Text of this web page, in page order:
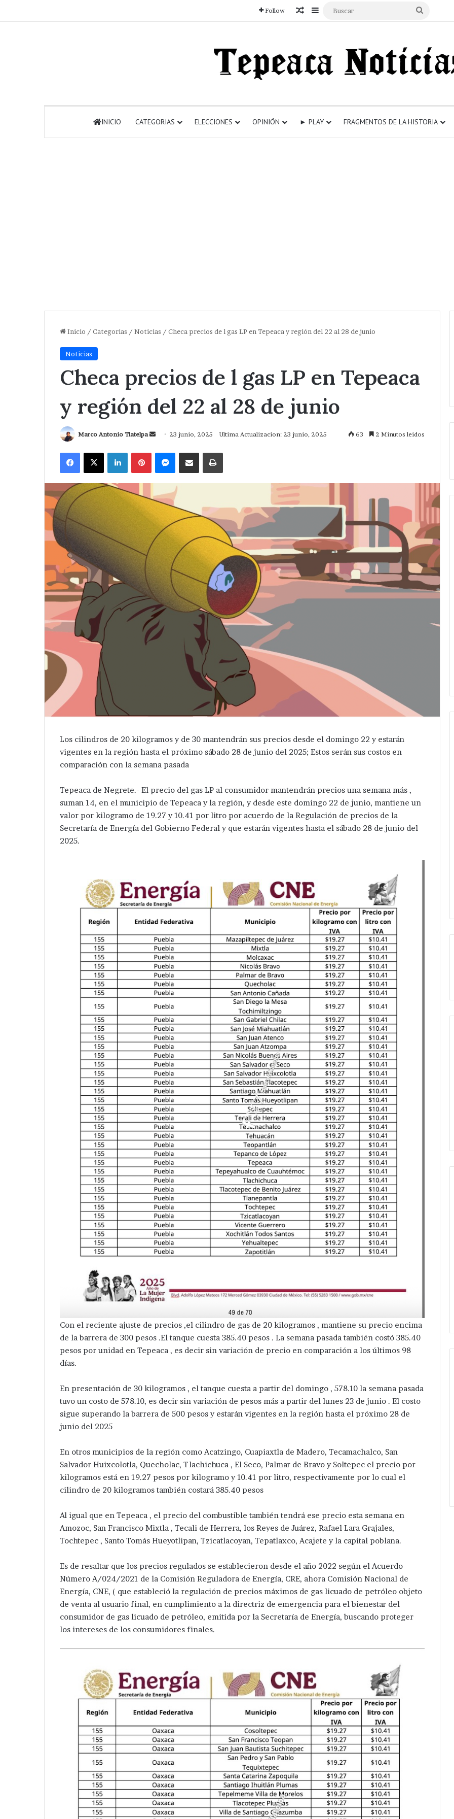
Follow Articulo aleatorio
Sidebar
INICIO CATEGORIAS ELECCIONES OPINIÓN ► PLAY FRAGMENTOS DE LA HISTORIA
Inicio / Categorias / Noticias / Checa precios de l gas LP en Tepeaca y región del 22 al 28 de junio
Noticias
Checa precios de l gas LP en Tepeaca
y región del 22 al 28 de junio
Marco Antonio Tlatelpa
Send
email
23 junio, 2025 Ultima Actualizacion: 23 junio, 2025 63 2 Minutos leidos
Facebook
X LinkedInPinterestMessengerCompartir via CorreoImprimir
Los cilindros de 20 kilogramos y de 30 mantendrán sus precios desde el domingo 22 y estarán
vigentes en la región hasta el próximo sábado 28 de junio del 2025; Estos serán sus costos en
comparación con la semana pasada
Tepeaca de Negrete.- El precio del gas LP al consumidor mantendrán precios una semana más ,
suman 14, en el municipio de Tepeaca y la región, y desde este domingo 22 de junio, mantiene un
valor por kilogramo de 19.27 y 10.41 por litro por acuerdo de la Regulación de precios de la
Secretaría de Energía del Gobierno Federal y que estarán vigentes hasta el sábado 28 de junio del
2025.
Con el reciente ajuste de precios ,el cilindro de gas de 20 kilogramos , mantiene su precio encima
de la barrera de 300 pesos .El tanque cuesta 385.40 pesos . La semana pasada también costó 385.40
pesos por unidad en Tepeaca , es decir sin variación de precio en comparación a los últimos 98
días.
En presentación de 30 kilogramos , el tanque cuesta a partir del domingo , 578.10 la semana pasada
tuvo un costo de 578.10, es decir sin variación de pesos más a partir del lunes 23 de junio . El costo
sigue superando la barrera de 500 pesos y estarán vigentes en la región hasta el próximo 28 de
junio del 2025
En otros municipios de la región como Acatzingo, Cuapiaxtla de Madero, Tecamachalco, San
Salvador Huixcolotla, Quecholac, Tlachichuca , El Seco, Palmar de Bravo y Soltepec el precio por
kilogramos está en 19.27 pesos por kilogramo y 10.41 por litro, respectivamente por lo cual el
cilindro de 20 kilogramos también costará 385.40 pesos
Al igual que en Tepeaca , el precio del combustible también tendrá ese precio esta semana en
Amozoc, San Francisco Mixtla , Tecali de Herrera, los Reyes de Juárez, Rafael Lara Grajales,
Tochtepec , Santo Tomás Hueyotlipan, Tzicatlacoyan, Tepatlaxco, Acajete y la capital poblana.
Es de resaltar que los precios regulados se establecieron desde el año 2022 según el Acuerdo
Número A/024/2021 de la Comisión Reguladora de Energía, CRE, ahora Comisión Nacional de
Energía, CNE, ( que estableció la regulación de precios máximos de gas licuado de petróleo objeto
de venta al usuario final, en cumplimiento a la directriz de emergencia para el bienestar del
consumidor de gas licuado de petróleo, emitida por la Secretaría de Energía, buscando proteger
los intereses de los consumidores finales.
Detienen
a
tres
en
acatzingo
ilegales
en
Detienen a tres en acatzingo
por excavaciones ilegales en
Pone
en
marcha
Velazquez
Romero
ampliación
eléctrica
en
Candelaria
Hace 3 horas
ampliación de Red eléctrica en